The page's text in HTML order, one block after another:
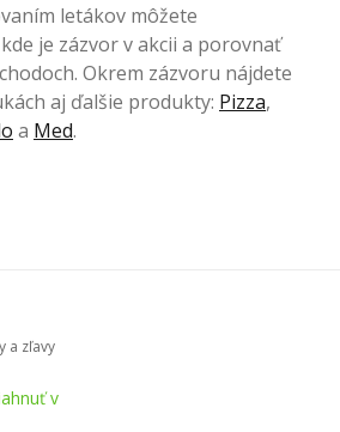
letákov môžete
je zázvor v akcii a porovnať
Okrem zázvoru nájdete
aj ďalšie produkty: Pizza,
a Med.
a zľavy
v